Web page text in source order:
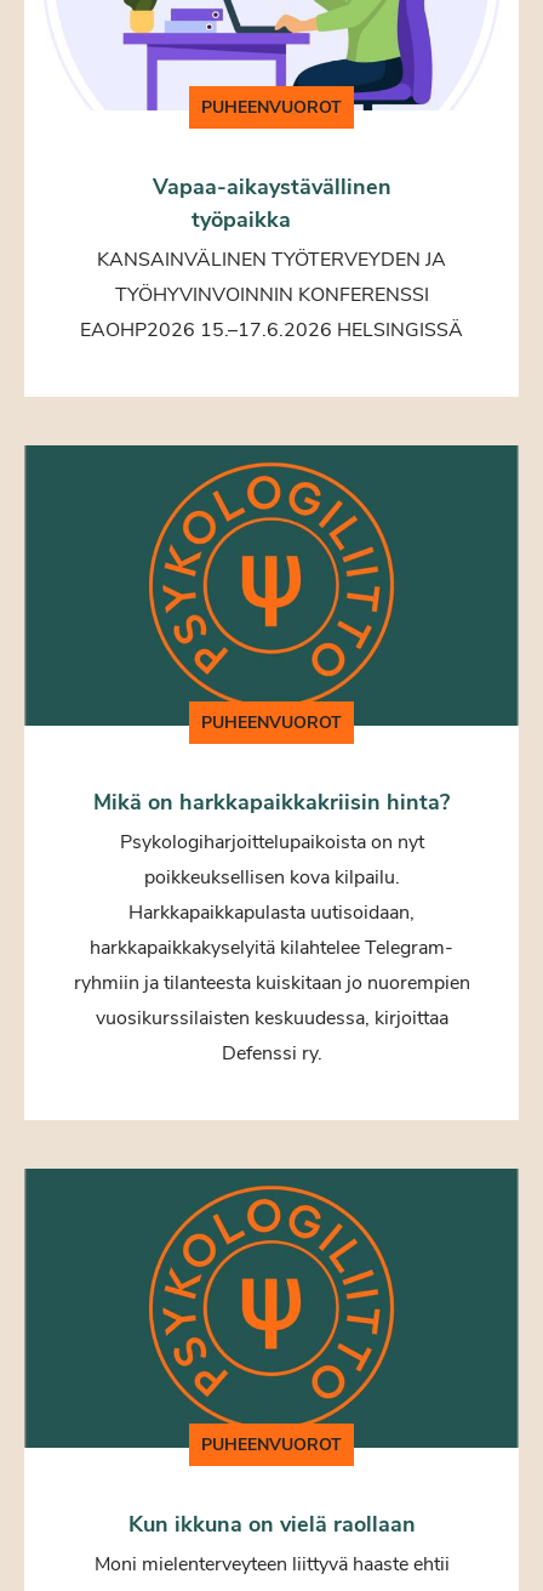
PUHEENVUOROT
Vapaa-aikaystävällinen
työpaikka
KANSAINVÄLINEN TYÖTERVEYDEN JA
TYÖHYVINVOINNIN KONFERENSSI
EAOHP2026 15.–17.6.2026 HELSINGISSÄ
PUHEENVUOROT
Mikä on harkkapaikkakriisin hinta?
Psykologiharjoittelupaikoista on nyt
poikkeuksellisen kova kilpailu.
Harkkapaikkapulasta uutisoidaan,
harkkapaikkakyselyitä kilahtelee Telegram-
ryhmiin ja tilanteesta kuiskitaan jo nuorempien
vuosikurssilaisten keskuudessa, kirjoittaa
Defenssi ry.
PUHEENVUOROT
Kun ikkuna on vielä raollaan
Moni mielenterveyteen liittyvä haaste ehtii